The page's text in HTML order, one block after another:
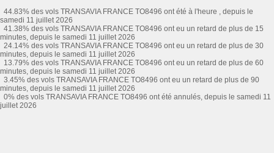
44.83% des vols TRANSAVIA FRANCE TO8496 ont été à l'heure , depuis le
samedi 11 juillet 2026
41.38% des vols TRANSAVIA FRANCE TO8496 ont eu un retard de plus de 15
minutes, depuis le samedi 11 juillet 2026
24.14% des vols TRANSAVIA FRANCE TO8496 ont eu un retard de plus de 30
minutes, depuis le samedi 11 juillet 2026
13.79% des vols TRANSAVIA FRANCE TO8496 ont eu un retard de plus de 60
minutes, depuis le samedi 11 juillet 2026
3.45% des vols TRANSAVIA FRANCE TO8496 ont eu un retard de plus de 90
minutes, depuis le samedi 11 juillet 2026
0% des vols TRANSAVIA FRANCE TO8496 ont été annulés, depuis le samedi 11
juillet 2026